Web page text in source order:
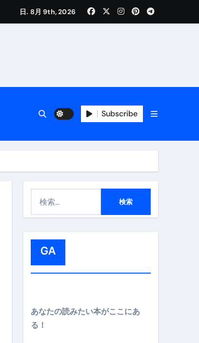
イエット中の食事
日. 8月 9th, 2026
Subscribe
GA
あなたの読みたい本がここにあ
る！